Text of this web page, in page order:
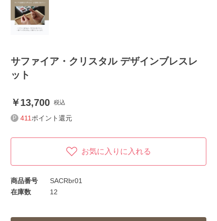
サファイア・クリスタル デザインブレスレ
ット
13,700 税込
411 ポイント還元
お気に入りに入れる
商品番号
SACRbr01
在庫数
12